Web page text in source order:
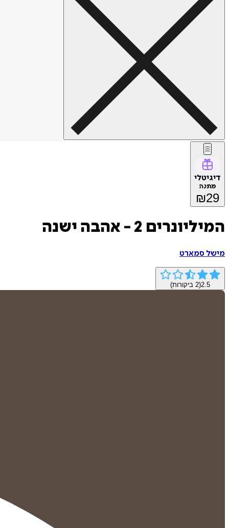
דיגיטלי
מתנה
₪29
המיליונרים 2 - אהבה ישנה
מישל סמארט
2.5
(
2 ביקורות)